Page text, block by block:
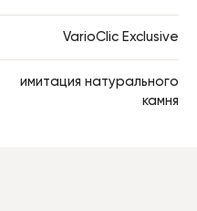
VarioClic Exclusive
имитация натурального
камня